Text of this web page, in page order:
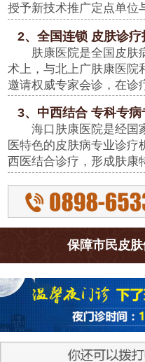
授予新技术推广定点单位
2、全国连锁 皮肤诊疗
肤康医院是全国皮肤
术上，与北上广肤康医院
邀请权威专家会诊，在诊
3、中西结合 专科专
海口肤康医院是经国
医特色的皮肤病专业诊疗
西医结合诊疗，形成肤康
保障市民皮